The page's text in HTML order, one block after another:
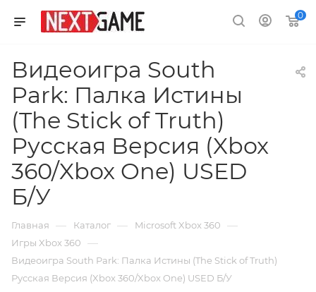
0
Видеоигра South
Park: Палка Истины
(The Stick of Truth)
Русская Версия (Xbox
360/Xbox One) USED
Б/У
Главная — Каталог — Microsoft Xbox 360 —
Игры Xbox 360 —
Видеоигра South Park: Палка Истины (The Stick of Truth)
Русская Версия (Xbox 360/Xbox One) USED Б/У